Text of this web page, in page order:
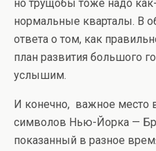
но трущобы тоже надо
нормальные кварталы. В
ответа о том, как
план развития большого
услышим.
И конечно, важное место
символов Нью-Йорка —
показанный в разное